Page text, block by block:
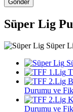
Gönder
Süper Lig
Süper
Durumu ve
Durumu ve